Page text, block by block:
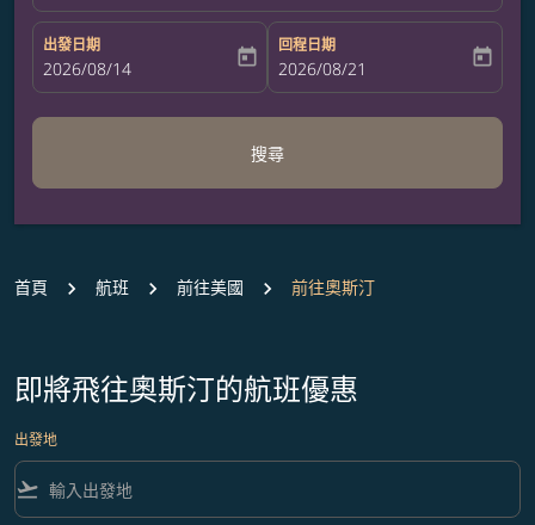
出發日期
fc-booking-departure-date-aria-label
2026/08/14 today
回程日期
fc-booking-return-date-aria-label
2026/08/21 today
搜尋
首頁 航班 前往美國 前往奧斯汀
即將飛往奧斯汀的航班優惠
出發地
flight_takeoff